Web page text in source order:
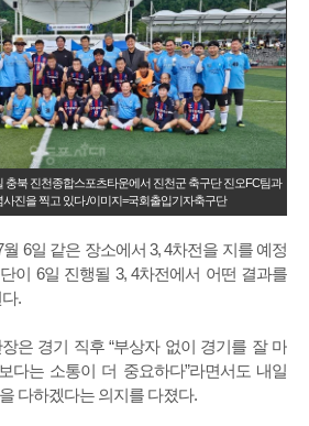
북 진천종합스포츠타운에서 진천군 축구단 진오FC팀과
진을 찍고 있다./이미지=국회출입기자축구단
6일 같은 장소에서 3, 4차전을 지를 예정
이 6일 진행될 3, 4차전에서 어떤 결과를
.
은 경기 직후 “부상자 없이 경기를 잘 마
다는 소통이 더 중요하다”라면서도 내일
다하겠다는 의지를 다졌다.